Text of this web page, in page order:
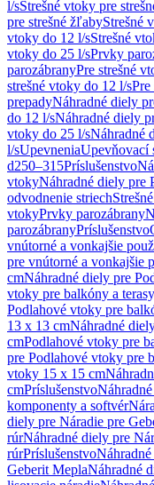
l/sStrešné vtoky pre
pre strešné žľabyStrešné
vtoky do 12 l/sStrešné
vtoky do 25 l/sPrvky
parozábranyPre strešné
strešné vtoky do 12 l/sPre
prepadyNáhradné diely
do 12 l/sNáhradné diely
vtoky do 25 l/sNáhradné
l/sUpevneniaUpevňovací
d250–315Príslušenstvo
vtokyNáhradné diely pre
odvodnenie striech
vtokyPrvky parozábrany
parozábranyPríslušenstvo
vnútorné a vonkajšie
pre vnútorné a vonkajšie
cmNáhradné diely pre
vtoky pre balkóny a
Podlahové vtoky pre
13 x 13 cmNáhradné
cmPodlahové vtoky pre
pre Podlahové vtoky pre
vtoky 15 x 15 cm
cmPríslušenstvo
komponenty a softvér
diely pre Náradie pre
rúrNáhradné diely pre
rúrPríslušenstvo
Geberit MeplaNáhradné